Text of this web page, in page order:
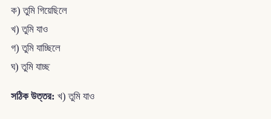
ক) তুমি গিয়েছিলে
খ) তুমি যাও
গ) তুমি যাচ্ছিলে
ঘ) তুমি যাচ্ছ
সঠিক উত্তর: খ) তুমি যাও